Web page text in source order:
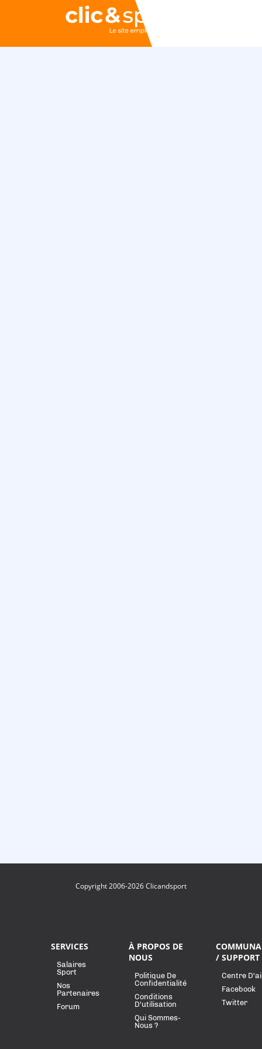
Copyright 2006-2026 Clicandsport
SERVICES
Salaires
Sport
Nos
Partenaires
Forum
À PROPOS DE
NOUS
Politique De
Confidentialité
Conditions
D'utilisation
Qui Sommes-
Nous ?
/ SUPPORT
Centre
Facebook
Twitter